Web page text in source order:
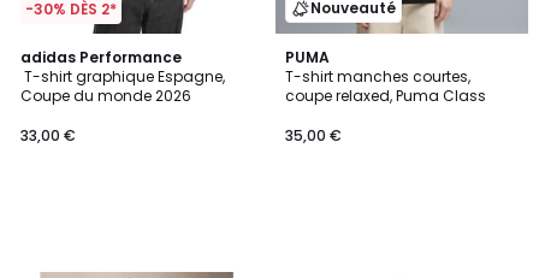
-30% DÈS 2*
adidas Performance
T-shirt graphique Espagne,
Coupe du monde 2026
33,00 €
Nouveauté
PUMA
T-shirt manches courtes,
coupe relaxed, Puma Class
35,00 €